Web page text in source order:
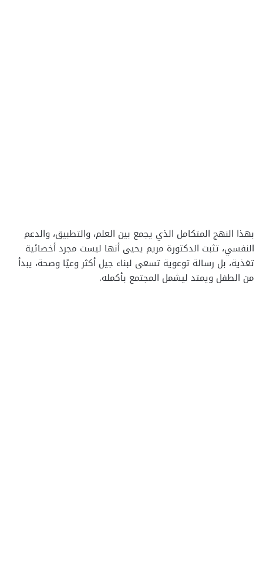
بهذا النهج المتكامل الذي يجمع بين العلم، والتطبيق، والدعم
النفسي، تثبت الدكتورة مريم يحيى أنها ليست مجرد أخصائية
تغذية، بل رسالة توعوية تسعى لبناء جيل أكثر وعيًا وصحة، يبدأ
من الطفل ويمتد ليشمل المجتمع بأكمله.